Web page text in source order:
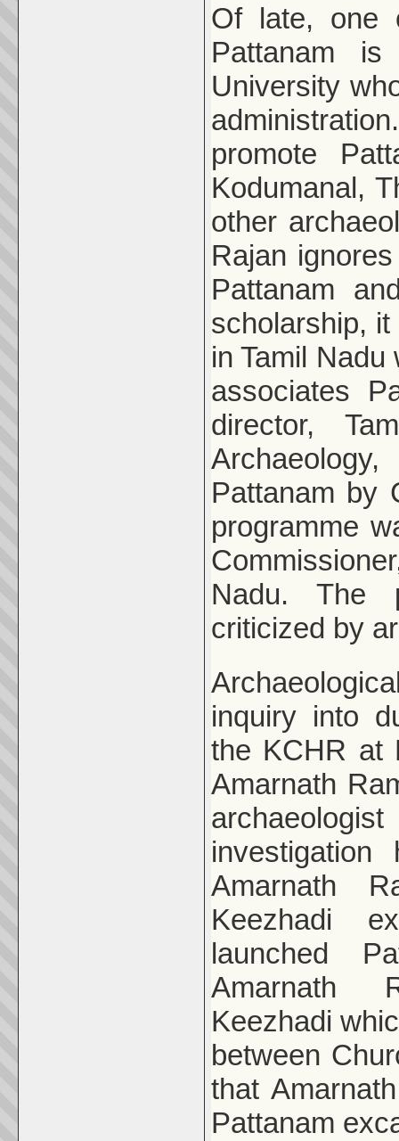
Of late, one
Pattanam
University
promote
Kodumanal,
other
Rajan
Pattanam
scholarship,
in Tamil
associates
director,
Pattanam by
programme
Nadu. The
criticized by
inquiry into
the KCHR at
Amarnath
Amarnath
Keezhadi
launched
Amarnath
Keezhadi
between
that
Pattanam